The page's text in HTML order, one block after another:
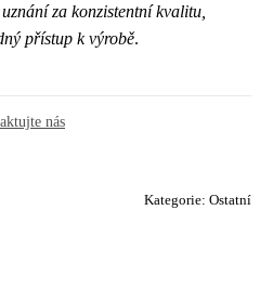
za konzistentní kvalitu,
přístup k výrobě.
nás
Kategorie: Ostatní